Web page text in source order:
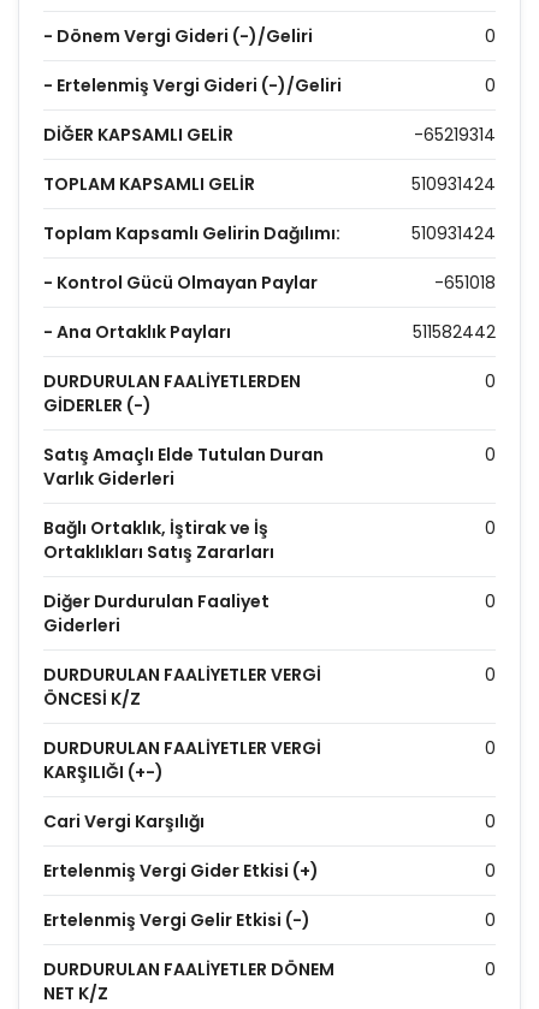
- Dönem Vergi Gideri (-)/Geliri 0
- Ertelenmiş Vergi Gideri (-)/Geliri 0
DİĞER KAPSAMLI GELİR -65219314
TOPLAM KAPSAMLI GELİR 510931424
Toplam Kapsamlı Gelirin Dağılımı: 510931424
- Kontrol Gücü Olmayan Paylar -651018
- Ana Ortaklık Payları 511582442
DURDURULAN FAALİYETLERDEN
GİDERLER (-)
0
Satış Amaçlı Elde Tutulan Duran
Varlık Giderleri
0
Bağlı Ortaklık, İştirak ve İş
Ortaklıkları Satış Zararları
0
Diğer Durdurulan Faaliyet
Giderleri
0
DURDURULAN FAALİYETLER VERGİ
ÖNCESİ K/Z
0
DURDURULAN FAALİYETLER VERGİ
KARŞILIĞI (+-)
0
Cari Vergi Karşılığı 0
Ertelenmiş Vergi Gider Etkisi (+) 0
Ertelenmiş Vergi Gelir Etkisi (-) 0
DURDURULAN FAALİYETLER DÖNEM
NET K/Z
0